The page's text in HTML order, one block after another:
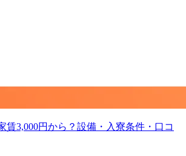
賃3,000円から？設備・入寮条件・口コ